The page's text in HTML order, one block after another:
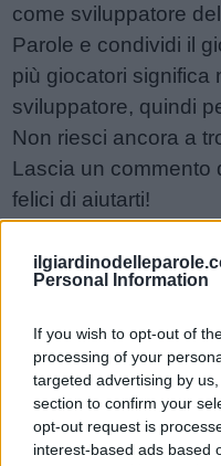
Personal Information
If you wish to opt-out of
processing of your
targeted advertising by
section to confirm your
opt-out request is
interest-based ads based
come sviluppatore
Parole e condividi il
più giocatori significa
sviluppatore, quindi
Non riesci ancora a
Lascia un commento
felici di aiutarti!